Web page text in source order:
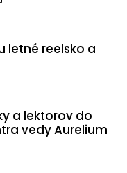
letné reelsko a
a lektorov do
vedy Aurelium